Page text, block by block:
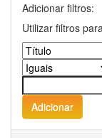
Adicionar filtros:
Utilizar filtros